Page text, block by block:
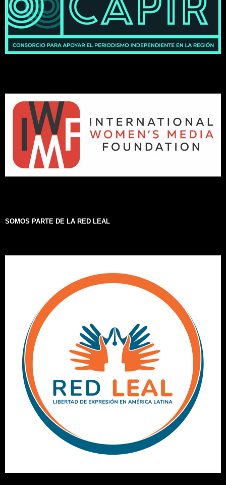
SOMOS PARTE DE LA RED LEAL